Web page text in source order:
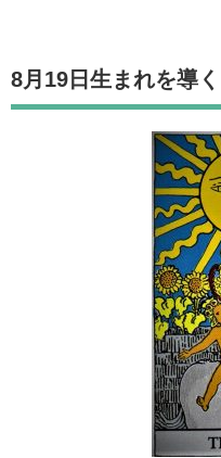
8月19日生まれを導